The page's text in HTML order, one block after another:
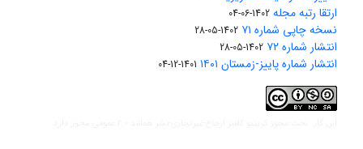
ارتقا رتبه مجله 1402-06-04
نسخه چاپی شماره ۷۱ 1402-05-28
انتشار شماره ۷۲ 1402-05-28
انتشار شماره پاییز-زمستان ۱۴۰۱ 1401-12-04